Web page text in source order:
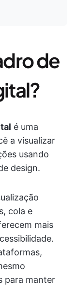
de
é uma
a visualizar
usando
design.
cola e
mais
para manter